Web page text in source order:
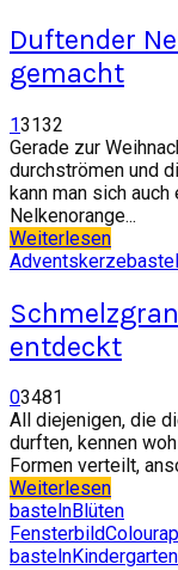
Duftender
gemacht
13132
Gerade zur
durchströmen und
kann man sich
Nelkenorange...
Weiterlesen
Adventskerze
entdeckt
03481
All diejenigen, die
durften, kennen
Formen verteilt,
Weiterlesen
bastelnBlüten
Fensterbild
bastelnKindergarten